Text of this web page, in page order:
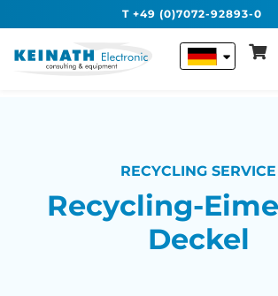
T +49 (0)7072-92893-0
RECYCLING SERVICE
Recycling-
Deckel